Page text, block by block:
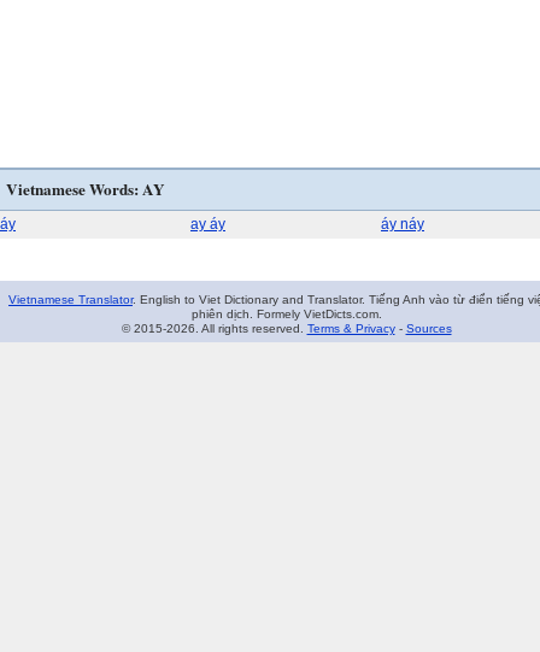
Vietnamese Words: AY
áy ay áy áy náy
Vietnamese Translator. English to Viet Dictionary and Translator. Tiếng Anh vào từ điển tiếng
phiên dịch. Formely VietDicts.com.
© 2015-2026. All rights reserved. Terms & Privacy- Sources